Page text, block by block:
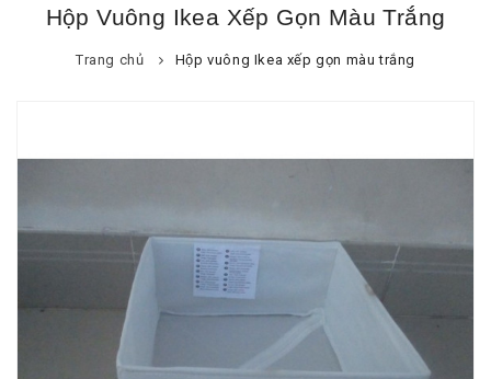
Hộp Vuông Ikea Xếp Gọn Màu Trắng
Trang chủ Hộp vuông Ikea xếp gọn màu trắng